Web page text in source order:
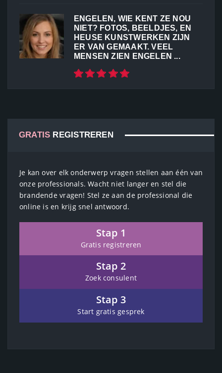
ENGELEN, WIE KENT ZE NOU
NIET? FOTOS, BEELDJES, EN
HEUSE KUNSTWERKEN ZIJN
ER VAN GEMAAKT. VEEL
MENSEN ZIEN ENGELEN ...
GRATIS REGISTREREN
Je kan over elk onderwerp vragen stellen aan één van
onze professionals. Wacht niet langer en stel die
brandende vragen! Stel ze aan de professional die
online is en krijg snel antwoord.
Stap 1
Gratis registreren
Stap 2
Zoek consulent
Stap 3
Start gratis gesprek